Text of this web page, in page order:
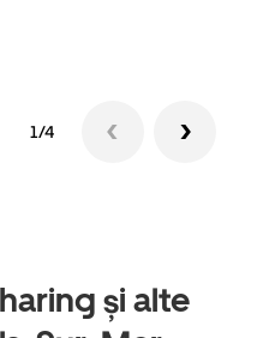
1/4
și alte